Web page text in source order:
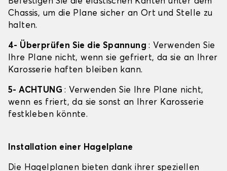
Chassis, um die Plane sicher an Ort und Stelle zu
halten.
4- Überprüfen Sie die Spannung: Verwenden Sie
Ihre Plane nicht, wenn sie gefriert, da sie an Ihrer
Karosserie haften bleiben kann.
5- ACHTUNG: Verwenden Sie Ihre Plane nicht,
wenn es friert, da sie sonst an Ihrer Karosserie
festkleben könnte.
Installation einer Hagelplane
Die Hagelplanen bieten dank ihrer speziellen